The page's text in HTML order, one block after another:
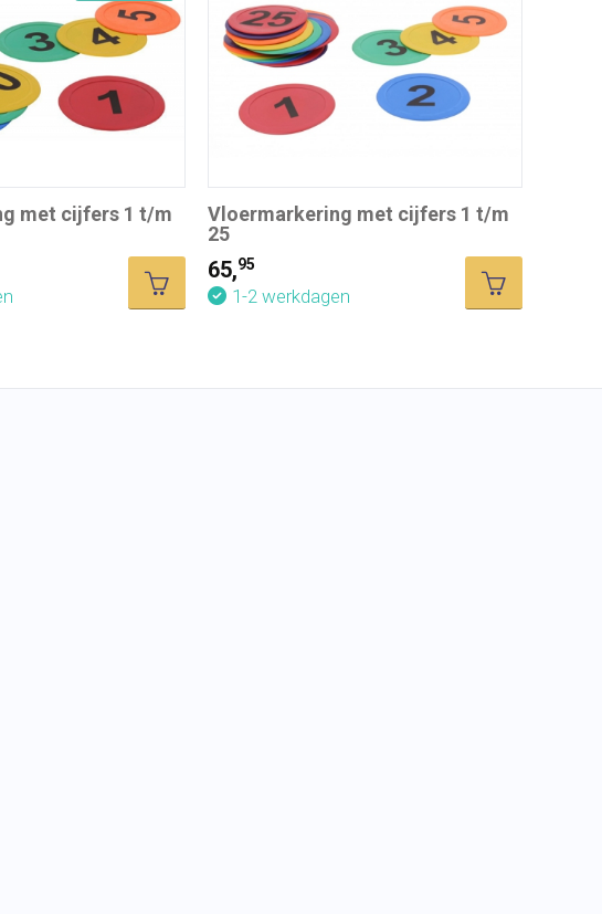
met cijfers 1 t/m
Vloermarkering met cijfers 1 t/m
25
65,95
1-2 werkdagen